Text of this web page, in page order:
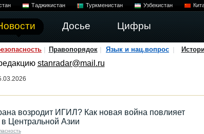
Таджикистан Туркменистан Узбекистан
Досье Цифры
Правопорядок Язык и нац.вопрос
stanradar@mail.ru
возродит ИГИЛ? Как новая война повлияет
в Центральной Азии